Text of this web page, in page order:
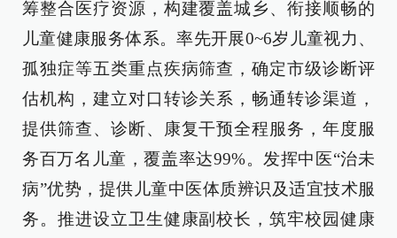
筹整合医疗资源，构建覆盖城乡、衔接顺畅的
儿童健康服务体系。率先开展0~6岁儿童视力、
孤独症等五类重点疾病筛查，确定市级诊断评
估机构，建立对口转诊关系，畅通转诊渠道，
提供筛查、诊断、康复干预全程服务，年度服
务百万名儿童，覆盖率达99%。发挥中医“治未
病”优势，提供儿童中医体质辨识及适宜技术服
务。推进设立卫生健康副校长，筑牢校园健康